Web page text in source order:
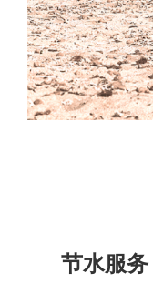
节水服务